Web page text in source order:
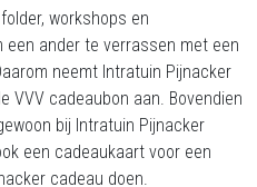
workshops en
een ander te verrassen met een
neemt Intratuin Pijnacker
VVV cadeaubon aan. Bovendien
bij Intratuin Pijnacker
een cadeaukaart voor een
cadeau doen.